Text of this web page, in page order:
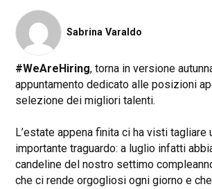
Sabrina Varaldo
#WeAreHiring, torna in versione
appuntamento dedicato alle posizioni
selezione dei migliori talenti.
L’estate appena finita ci ha visti tagliare
importante traguardo: a luglio infatti
candeline del nostro settimo
che ci rende orgogliosi ogni giorno e